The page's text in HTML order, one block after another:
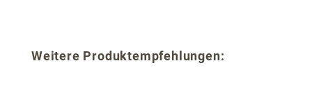
Produktgalerie überspringen
Weitere Produktempfehlungen: